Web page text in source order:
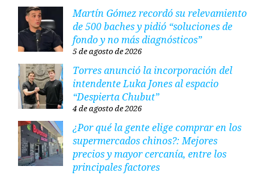
Martín Gómez recordó su relevamiento
de 500 baches y pidió “soluciones de
fondo y no más diagnósticos”
5 de agosto de 2026
Torres anunció la incorporación del
intendente Luka Jones al espacio
“Despierta Chubut”
4 de agosto de 2026
¿Por qué la gente elige comprar en los
supermercados chinos?: Mejores
precios y mayor cercanía, entre los
principales factores